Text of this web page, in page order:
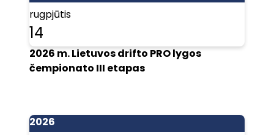
rugpjūtis
14
2026 m. Lietuvos drifto PRO lygos
čempionato III etapas
2026